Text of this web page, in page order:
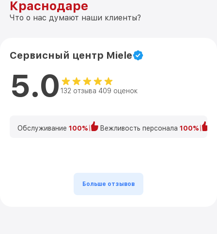
Краснодаре
Что о нас думают наши клиенты?
Сервисный центр Miele
5.0 132 отзыва 409 оценок
Обслуживание 100% Вежливость персонала 100%
Больше отзывов